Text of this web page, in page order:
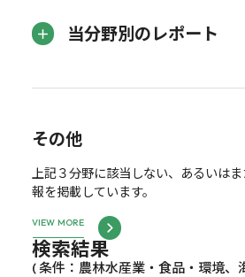
当分野別のレポート
その他
上記３分野に該当しない、あるいは
報を掲載しています。
VIEW MORE
検索結果
( 条件：農林水産業・食品・環境、